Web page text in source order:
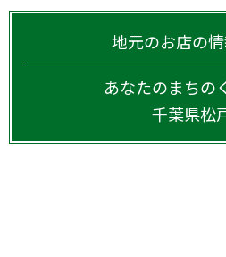
地元のお店の情
あなたのまちの
千葉県松